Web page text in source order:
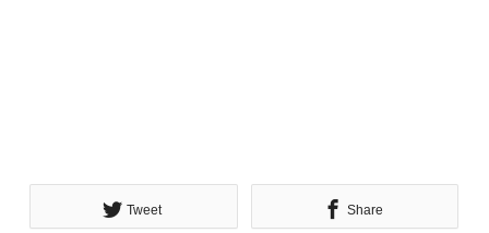
Tweet Share